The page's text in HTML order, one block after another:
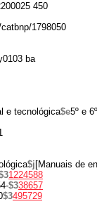
450
1798050
ba
e tecnológica$e5º e
$j [Manuais de
1224588
$338657
$3495729